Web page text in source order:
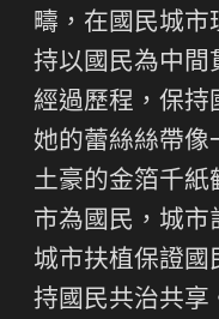
疇，在國民城市
持以國民為中間
經過歷程，保持
她的蕾絲絲帶像
土豪的金箔千紙
市為國民，城市
城市扶植保證國
持國民共治共享